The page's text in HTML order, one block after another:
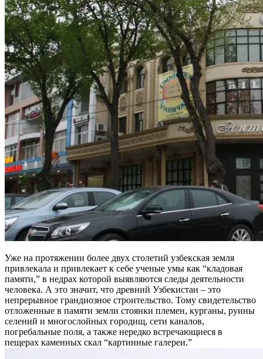
Уже на протяжении более двух столетий узбекская земля
привлекала и привлекает к себе ученые умы как “кладовая
памяти,” в недрах которой выявляются следы деятельности
человека. А это значит, что древний Узбекистан – это
непрерывное грандиозное строительство. Тому свидетельство
отложенные в памяти земли стоянки племен, курганы, руины
селений и многослойных городищ, сети каналов,
погребальные поля, а также нередко встречающиеся в
пещерах каменных скал “картинные галереи.”